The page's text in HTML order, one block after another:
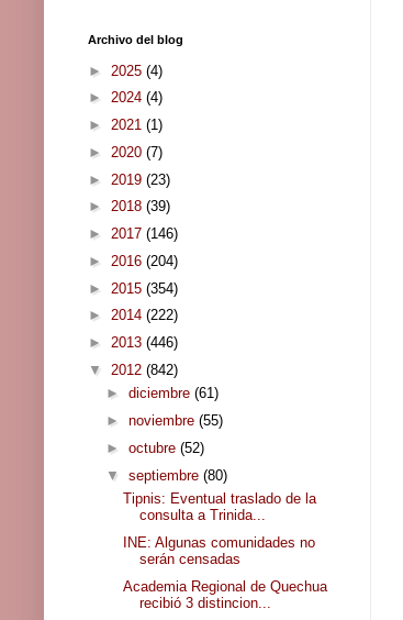
Archivo del blog
► 2025 (4)
► 2024 (4)
► 2021 (1)
► 2020 (7)
► 2019 (23)
► 2018 (39)
► 2017 (146)
► 2016 (204)
► 2015 (354)
► 2014 (222)
► 2013 (446)
▼ 2012 (842)
► diciembre (61)
► noviembre (55)
► octubre (52)
▼ septiembre (80)
Tipnis: Eventual traslado de la
consulta a Trinida...
INE: Algunas comunidades no
serán censadas
Academia Regional de Quechua
recibió 3 distincion...